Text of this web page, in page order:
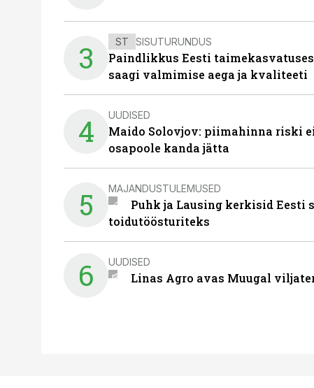
3 ST SISUTURUNDUS
Paindlikkus Eesti
saagi valmimise aega ja kvaliteeti
4 UUDISED
Maido Solovjov: piimahinna riski
osapoole kanda jätta
5 MAJANDUSTULEMUSED
Puhk ja Lausing kerkisid Eesti
toidutöösturiteks
6 UUDISED
Linas Agro avas Muugal